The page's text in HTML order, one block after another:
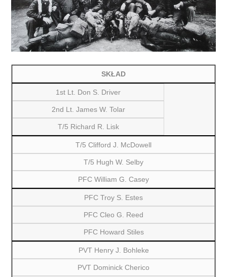
SKŁAD
1st Lt. Don S. Driver
2nd Lt. James W. Tolar
T/5 Richard R. Lisk
T/5 Clifford J. McDowell
T/5 Hugh W. Selby
PFC William G. Casey
PFC Troy S. Estes
PFC Cleo G. Reed
PFC Howard Stiles
PVT Henry J. Bohleke
PVT Dominick Cherico